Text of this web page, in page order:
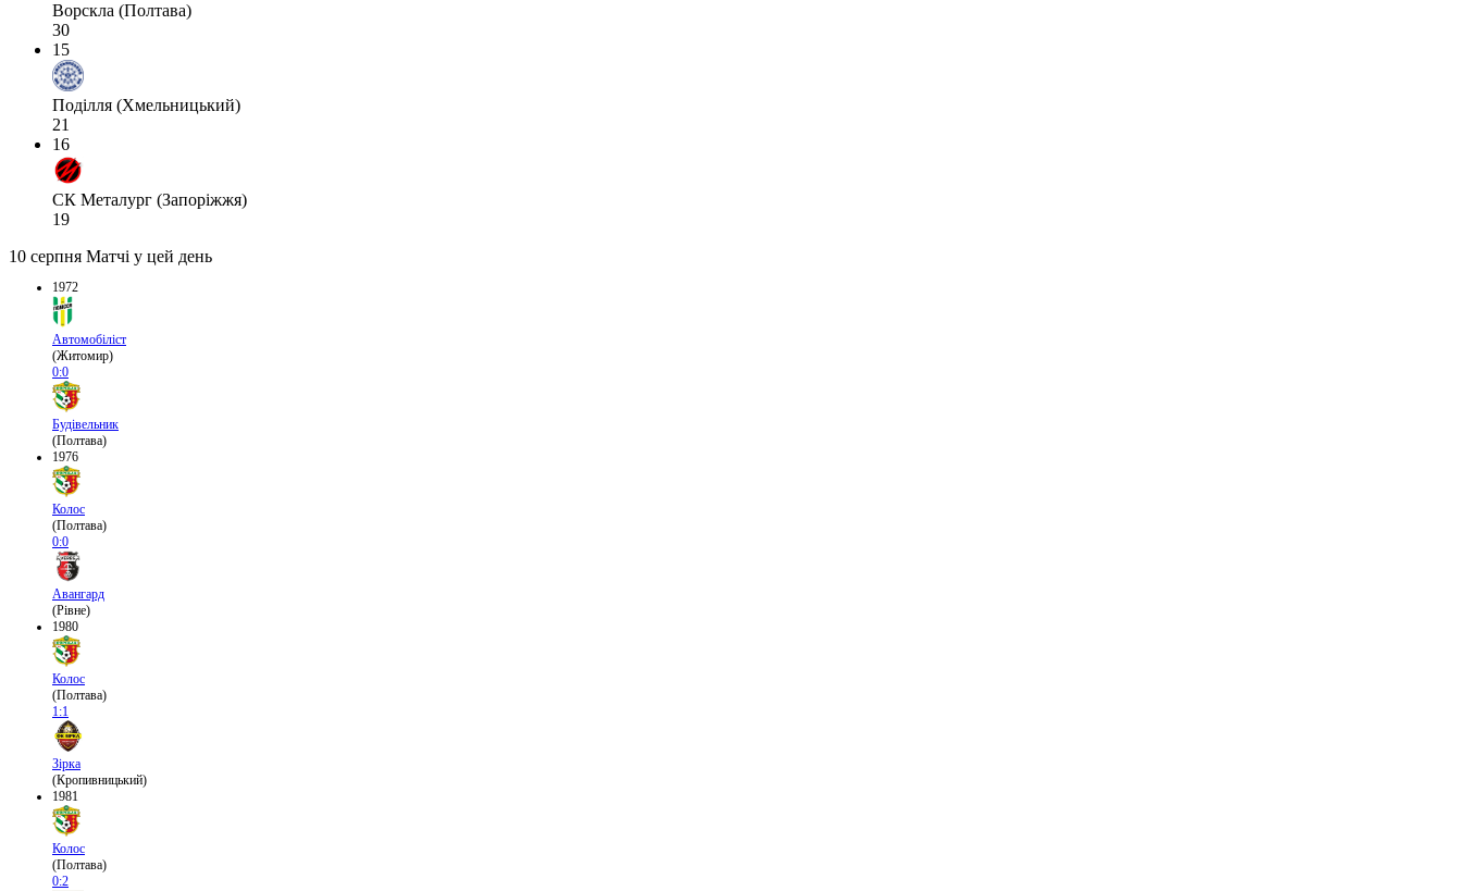
Ворскла (Полтава)
30
15
Поділля (Хмельницький)
21
16
СК Металург (Запоріжжя)
19
10 серпня Матчі у цей день
1972
Автомобіліст
(Житомир)
0:0
Будівельник
(Полтава)
1976
Колос
(Полтава)
0:0
Авангард
(Рівне)
1980
Колос
(Полтава)
1:1
Зірка
(Кропивницький)
1981
Колос
(Полтава)
0:2